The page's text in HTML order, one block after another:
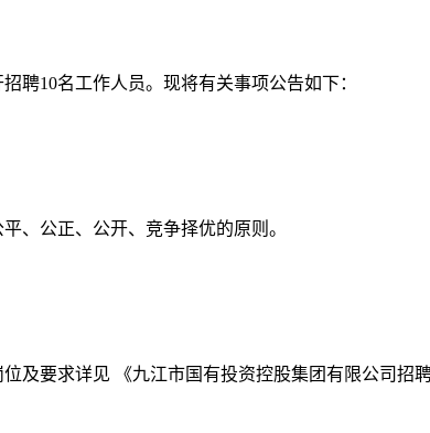
聘10名工作人员。现将有关事项公告如下：
、公正、公开、竞争择优的原则。
及要求详见 《九江市国有投资控股集团有限公司招